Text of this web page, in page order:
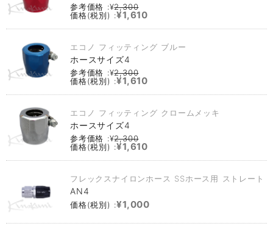
参考価格 :¥2,300
価格(税別) :¥1,610
エコノ フィッティング ブルー
ホースサイズ4
参考価格 :¥2,300
価格(税別) :¥1,610
エコノ フィッティング クロームメッキ
ホースサイズ4
参考価格 :¥2,300
価格(税別) :¥1,610
フレックスナイロンホース SSホース用 ストレート
AN4
価格(税別) :¥1,000